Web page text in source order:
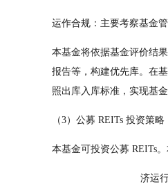
运作合规：主要考察基金
本基金将依据基金评价结
报告等，构建优先库。在
照出库入库标准，实现基
（3）公募 REITs 投资策略
本基金可投资公募 REITs